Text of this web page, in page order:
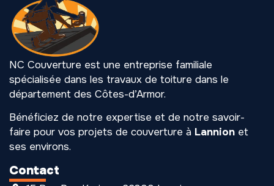
NC Couverture est une entreprise familiale
spécialisée dans les travaux de toiture dans le
département des Côtes-d’Armor.
Bénéficiez de notre expertise et de notre savoir-
faire pour vos projets de couverture à Lannion et
ses environs.
Contact